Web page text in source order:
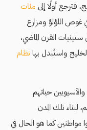
فترجع أولًا إلى مئات
غوص اللؤلؤ ومزارع
القرن الماضي،
واستُبدل بها نظام
حياتهم
لبناء تلك المدن
مواطنين كما هو الحال في